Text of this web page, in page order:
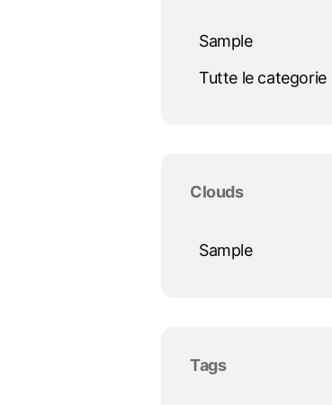
Sample
Tutte le categorie
Clouds
Sample
Tags